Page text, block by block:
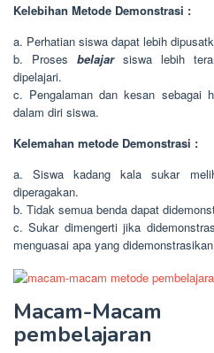
Kelebihan Metode Demonstrasi :
a. Perhatian siswa dapat lebih
b. Proses belajar siswa lebih
dipelajari.
c. Pengalaman dan kesan sebagai
dalam diri siswa.
Kelemahan metode Demonstrasi :
a. Siswa kadang kala sukar
diperagakan.
b. Tidak semua benda dapat
c. Sukar dimengerti jika
menguasai apa yang
Macam-
pembelajaran